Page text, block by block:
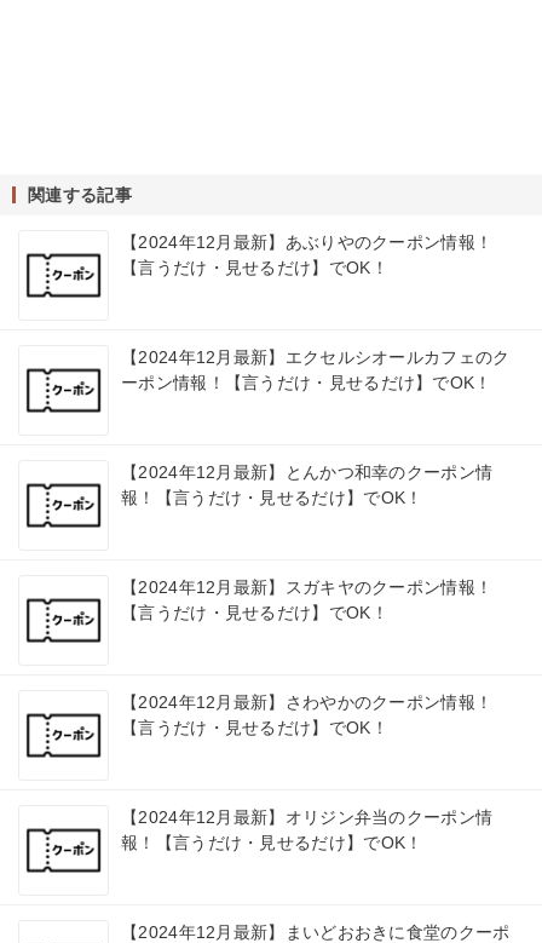
関連する記事
【2024年12月最新】あぶりやのクーポン情報！
【言うだけ・見せるだけ】でOK！
【2024年12月最新】エクセルシオールカフェのク
ーポン情報！【言うだけ・見せるだけ】でOK！
【2024年12月最新】とんかつ和幸のクーポン情
報！【言うだけ・見せるだけ】でOK！
【2024年12月最新】スガキヤのクーポン情報！
【言うだけ・見せるだけ】でOK！
【2024年12月最新】さわやかのクーポン情報！
【言うだけ・見せるだけ】でOK！
【2024年12月最新】オリジン弁当のクーポン情
報！【言うだけ・見せるだけ】でOK！
【2024年12月最新】まいどおおきに食堂のクーポ